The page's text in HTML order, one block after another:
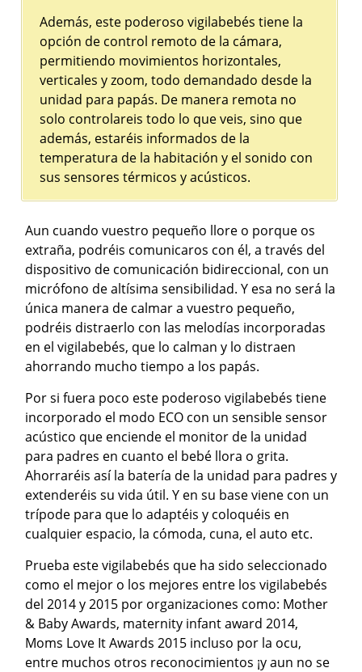
Además, este poderoso vigilabebés tiene la
opción de control remoto de la cámara,
permitiendo movimientos horizontales,
verticales y zoom, todo demandado desde la
unidad para papás. De manera remota no
solo controlareis todo lo que veis, sino que
además, estaréis informados de la
temperatura de la habitación y el sonido con
sus sensores térmicos y acústicos.
Aun cuando vuestro pequeño llore o porque os
extraña, podréis comunicaros con él, a través del
dispositivo de comunicación bidireccional, con un
micrófono de altísima sensibilidad. Y esa no será la
única manera de calmar a vuestro pequeño,
podréis distraerlo con las melodías incorporadas
en el vigilabebés, que lo calman y lo distraen
ahorrando mucho tiempo a los papás.
Por si fuera poco este poderoso vigilabebés tiene
incorporado el modo ECO con un sensible sensor
acústico que enciende el monitor de la unidad
para padres en cuanto el bebé llora o grita.
Ahorraréis así la batería de la unidad para padres y
extenderéis su vida útil. Y en su base viene con un
trípode para que lo adaptéis y coloquéis en
cualquier espacio, la cómoda, cuna, el auto etc.
Prueba este vigilabebés que ha sido seleccionado
como el mejor o los mejores entre los vigilabebés
del 2014 y 2015 por organizaciones como: Mother
& Baby Awards, maternity infant award 2014,
Moms Love It Awards 2015 incluso por la ocu,
entre muchos otros reconocimientos ¡y aun no se